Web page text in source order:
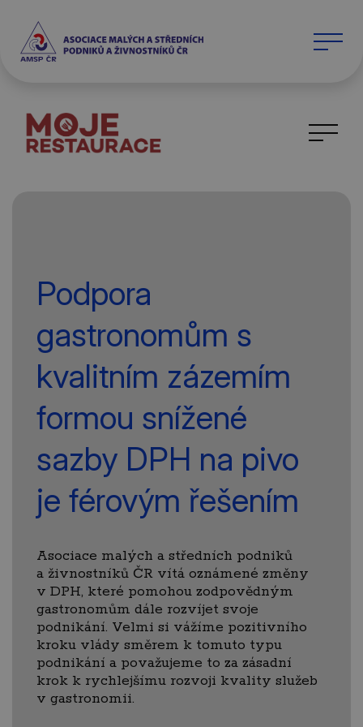
Podpora
gastronomům s
kvalitním zázemím
formou snížené
sazby DPH na pivo
je férovým řešením
Asociace malých a středních podniků
a živnostníků ČR vítá oznámené změny
v DPH, které pomohou zodpovědným
gastronomům dále rozvíjet svoje
podnikání. Velmi si vážíme pozitivního
kroku vlády směrem k tomuto typu
podnikání a považujeme to za zásadní
krok k rychlejšímu rozvoji kvality služeb
v gastronomii.